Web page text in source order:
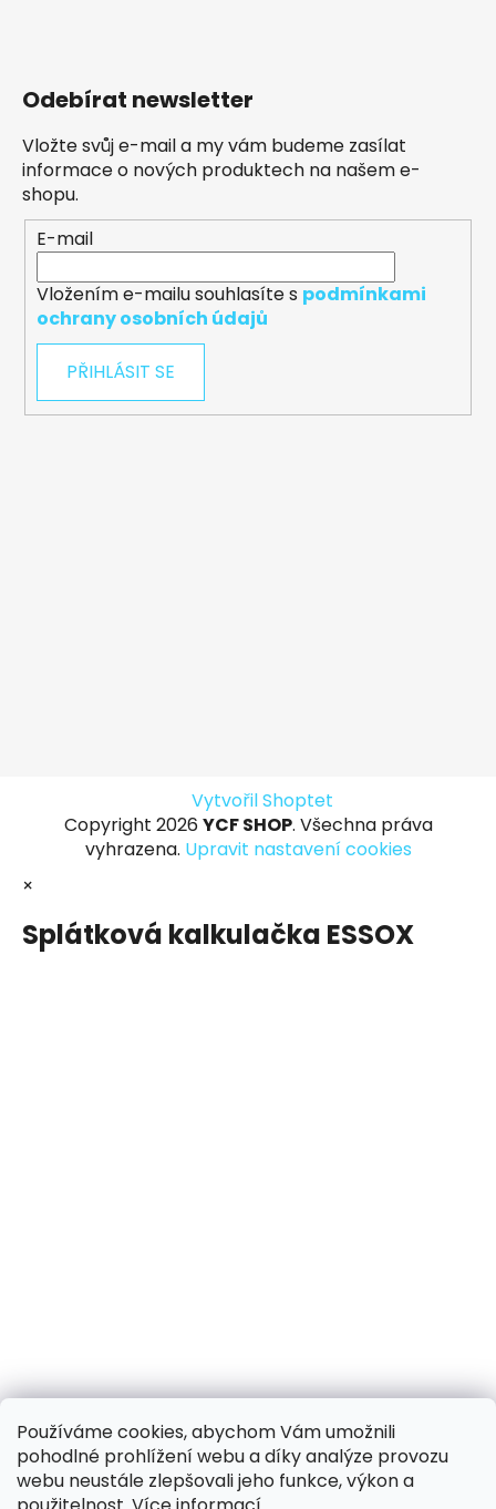
Používáme cookies, abychom Vám umožnili
pohodlné prohlížení webu a díky analýze provozu
webu neustále zlepšovali jeho funkce, výkon a
Odebírat newsletter
Vložte svůj e-mail a my vám budeme zasílat
informace o nových produktech na našem e-
shopu.
E-mail
Vložením e-mailu souhlasíte s podmínkami
ochrany osobních údajů
PŘIHLÁSIT SE
Vytvořil Shoptet
Copyright 2026 YCF SHOP. Všechna práva
vyhrazena. Upravit nastavení cookies
×
Splátková kalkulačka ESSOX